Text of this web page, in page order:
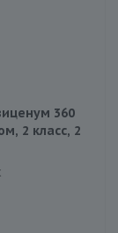
360
2 класс, 2